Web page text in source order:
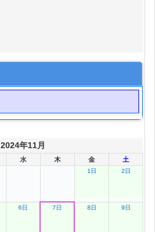
2024年11月
水 木 金 土
1日 2日
6日 7日 8日 9日